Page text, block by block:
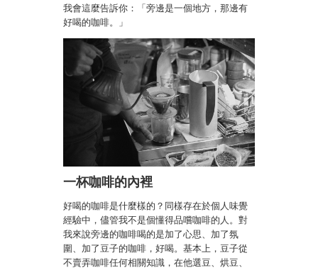
我會這麼告訴你：「旁邊是一個地方，那邊有
好喝的咖啡。」
一杯咖啡的內裡
好喝的咖啡是什麼樣的？同樣存在於個人味覺
經驗中，儘管我不是個懂得品嚐咖啡的人。對
我來說旁邊的咖啡喝的是加了心思、加了氛
圍、加了豆子的咖啡，好喝。基本上，豆子從
不賣弄咖啡任何相關知識，在他選豆、烘豆、